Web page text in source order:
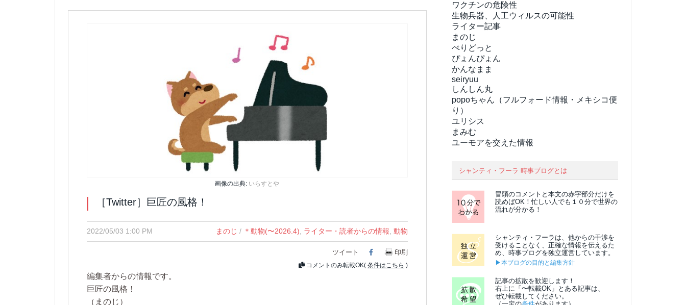
画像の出典: いらすとや
［Twitter］巨匠の風格！
2022/05/03 1:00 PM まのじ / ＊動物(〜2026.4) ライター・読者からの情報 動物
ツイート Facebook
印刷
コメントのみ転載OK( 条件はこちら )
編集者からの情報です。
巨匠の風格！
（まのじ）
ワクチンの危険性
生物兵器、人工ウィルスの可能性
ライター記事
まのじ
ぺりどっと
ぴょんぴょん
かんなまま
seiryuu
しんしん丸
popoちゃん（フルフォード情報・メキシコ便
り）
ユリシス
まみむ
ユーモアを交えた情報
シャンティ・フーラ 時事ブログとは
冒頭のコメントと本文の赤字部分だけを
読めばOK！忙しい人でも１０分で世界の
流れが分かる！
シャンティ・フーラは、他からの干渉を
受けることなく、正確な情報を伝えるた
め、時事ブログを独立運営しています。
▶本ブログの目的と編集方針
記事の拡散を歓迎します！
右上に「〜転載OK」とある記事は、
ぜひ転載してください。